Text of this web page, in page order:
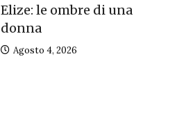
Elize: le ombre di una
donna
Agosto 4, 2026